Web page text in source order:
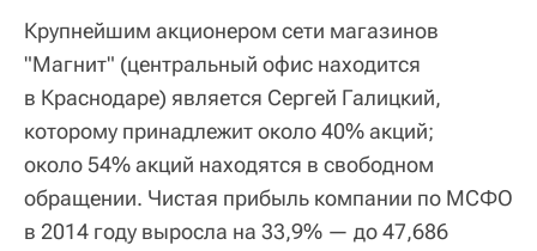
Крупнейшим акционером сети магазинов
"Магнит" (центральный офис находится
в Краснодаре) является Сергей Галицкий,
которому принадлежит около 40% акций;
около 54% акций находятся в свободном
обращении. Чистая прибыль компании по МСФО
в 2014 году выросла на 33,9% — до 47,686